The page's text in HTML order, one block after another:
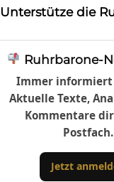
Unterstütze die
Ruhrbarone-
Immer informiert
Aktuelle Texte,
Kommentare
Postfach.
Jetzt